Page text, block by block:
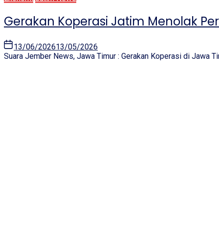
Gerakan Koperasi Jatim Menolak
13/06/202613/05/2026
Suara Jember News, Jawa Timur : Gerakan Koperasi di Jawa